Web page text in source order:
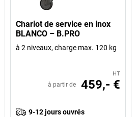
Chariot de service en inox
BLANCO – B.PRO
à 2 niveaux, charge max. 120 kg
HT
à partir de 459,- €
9-12 jours ouvrés